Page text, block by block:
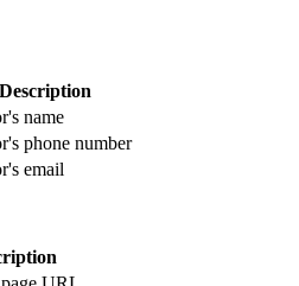
Description
name
phone number
email